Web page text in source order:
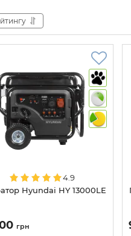
4.9
Hyundai HY 13000LE
грн